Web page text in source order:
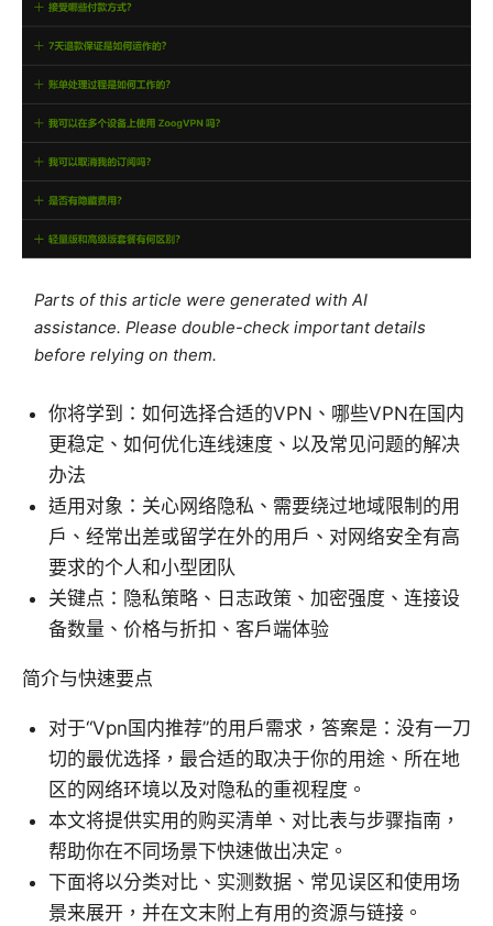
Parts of this article were generated with AI
assistance. Please double-check important details
before relying on them.
你将学到：如何选择合适的VPN、哪些VPN在国内
更稳定、如何优化连线速度、以及常见问题的解决
办法
适用对象：关心网络隐私、需要绕过地域限制的用
户、经常出差或留学在外的用户、对网络安全有高
要求的个人和小型团队
关键点：隐私策略、日志政策、加密强度、连接设
备数量、价格与折扣、客户端体验
简介与快速要点
对于“Vpn国内推荐”的用户需求，答案是：没有一刀
切的最优选择，最合适的取决于你的用途、所在地
区的网络环境以及对隐私的重视程度。
本文将提供实用的购买清单、对比表与步骤指南，
帮助你在不同场景下快速做出决定。
下面将以分类对比、实测数据、常见误区和使用场
景来展开，并在文末附上有用的资源与链接。